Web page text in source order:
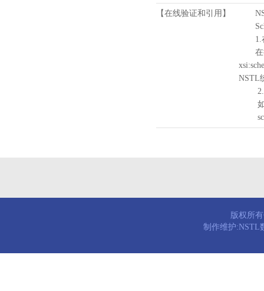
【在线验证和引用】
1.
在待
NSTL
2.
如需
版权所
制作维护:NSTL